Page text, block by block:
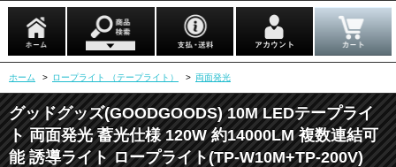
ホーム > ロープライト （テープライト） > 両面発光
グッドグッズ(GOODGOODS) 10M LEDテープライ
ト 両面発光 蓄光仕様 120W 約14000LM 複数連結可
能 誘導ライト ロープライト(TP-W10M+TP-200V)